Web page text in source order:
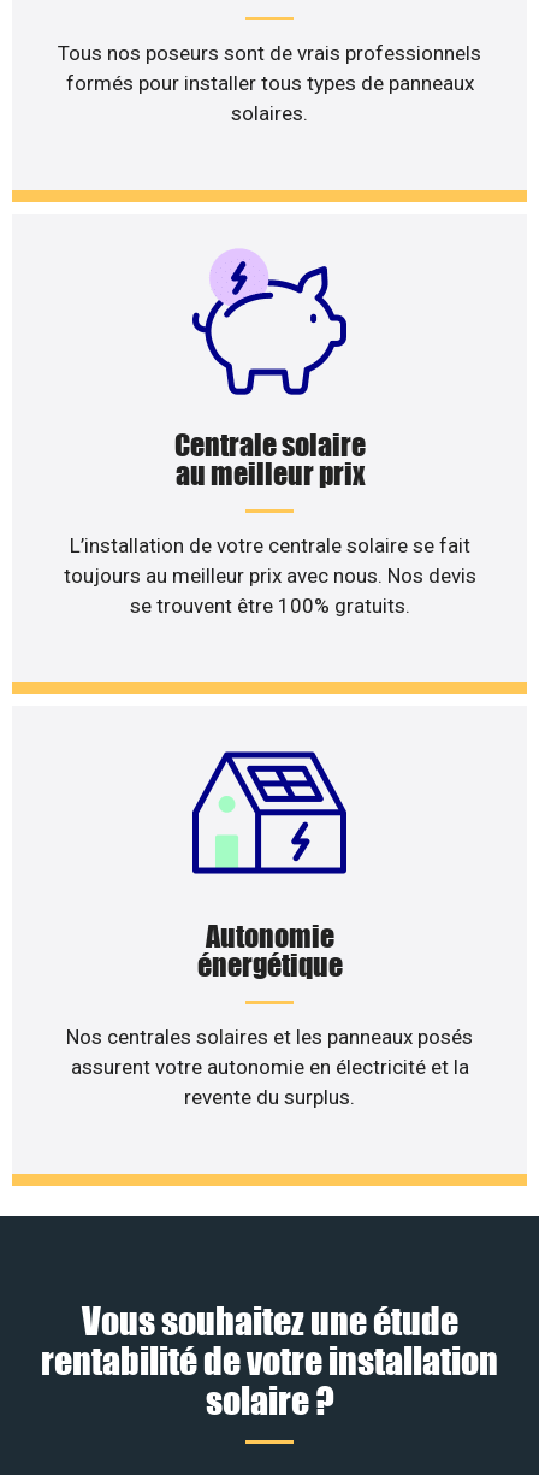
Tous nos poseurs sont de vrais professionnels
formés pour installer tous types de panneaux
solaires.
Centrale solaire
au meilleur prix
L’installation de votre centrale solaire se fait
toujours au meilleur prix avec nous. Nos devis
se trouvent être 100% gratuits.
Autonomie
énergétique
Nos centrales solaires et les panneaux posés
assurent votre autonomie en électricité et la
revente du surplus.
Vous souhaitez une étude
rentabilité de votre installation
solaire ?